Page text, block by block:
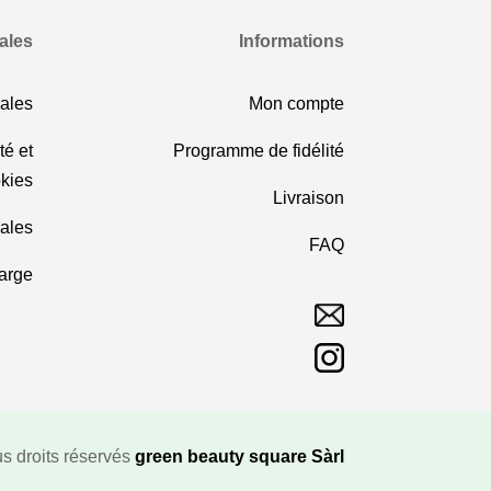
et
Informations
Mon compte
Programme de fidélité
Livraison
FAQ
droits réservés green beauty square Sàrl